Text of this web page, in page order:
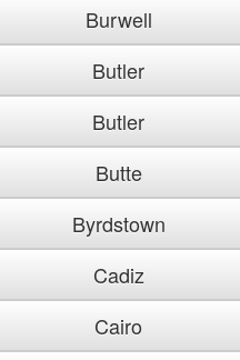
Burwell
Butler
Butler
Butte
Byrdstown
Cadiz
Cairo